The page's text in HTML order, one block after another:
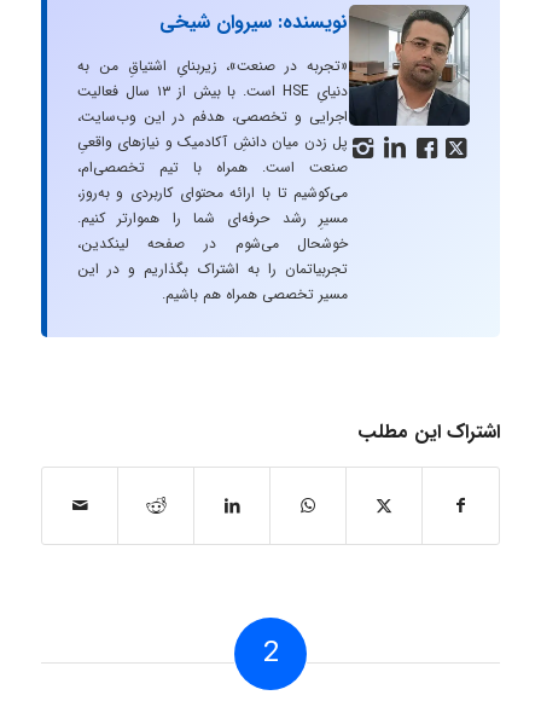
   
نویسنده: سیروان شیخی
«تجربه در صنعت»، زیربنایِ اشتیاقِ من به
دنیایِ HSE است. با بیش از ۱۳ سال فعالیت
اجرایی و تخصصی، هدفم در این وب‌سایت،
پل زدن میان دانشِ آکادمیک و نیازهای واقعیِ
صنعت است. همراه با تیم تخصصی‌ام،
می‌کوشیم تا با ارائه محتوای کاربردی و به‌روز،
مسیرِ رشد حرفه‌ای شما را هموارتر کنیم.
خوشحال می‌شوم در صفحه لینکدین،
تجربیاتمان را به اشتراک بگذاریم و در این
مسیر تخصصی همراه هم باشیم.
اشتراک این مطلب
2